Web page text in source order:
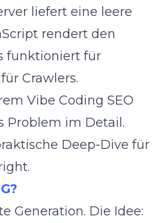
liefert eine leere
rendert den
funktioniert für
Crawlers.
Vibe Coding SEO
Problem im Detail.
Deep-Dive für
Generation. Die Idee: